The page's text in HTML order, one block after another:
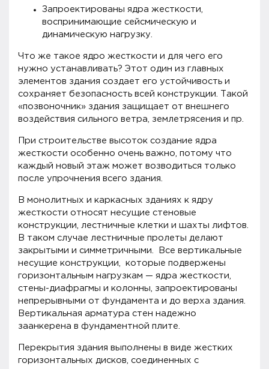
Запроектированы ядра жесткости,
воспринимающие сейсмическую и
динамическую нагрузку.
Что же такое ядро жесткости и для чего его
нужно устанавливать? Этот один из главных
элементов здания создает его устойчивость и
сохраняет безопасность всей конструкции. Такой
«позвоночник» здания защищает от внешнего
воздействия сильного ветра, землетрясения и пр.
При строительстве высоток создание ядра
жесткости особенно очень важно, потому что
каждый новый этаж может возводиться только
после упрочнения всего здания.
В монолитных и каркасных зданиях к ядру
жесткости относят несущие стеновые
конструкции, лестничные клетки и шахты лифтов.
В таком случае лестничные пролеты делают
закрытыми и симметричными. Все вертикальные
несущие конструкции, которые подвержены
горизонтальным нагрузкам — ядра жесткости,
стены-диафрагмы и колонны, запроектированы
непрерывными от фундамента и до верха здания.
Вертикальная арматура стен надежно
заанкерена в фундаментной плите.
Перекрытия здания выполнены в виде жестких
горизонтальных дисков, соединенных с